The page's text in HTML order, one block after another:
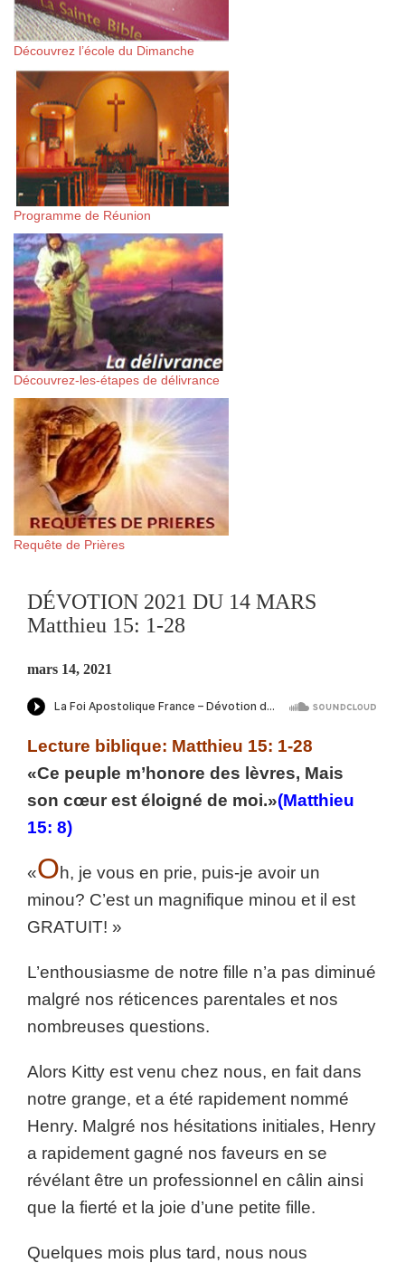
Découvrez l’école du Dimanche
Programme de Réunion
Découvrez-les-étapes de délivrance
Requête de Prières
DÉVOTION 2021 DU 14 MARS
Matthieu 15: 1-28
mars 14, 2021
Lecture biblique: Matthieu 15: 1-28
«Ce peuple m’honore des lèvres, Mais
son cœur est éloigné de moi.»(Matthieu
15: 8)
«Oh, je vous en prie, puis-je avoir un
minou? C’est un magnifique minou et il est
GRATUIT! »
L’enthousiasme de notre fille n’a pas diminué
malgré nos réticences parentales et nos
nombreuses questions.
Alors Kitty est venu chez nous, en fait dans
notre grange, et a été rapidement nommé
Henry. Malgré nos hésitations initiales, Henry
a rapidement gagné nos faveurs en se
révélant être un professionnel en câlin ainsi
que la fierté et la joie d’une petite fille.
Quelques mois plus tard, nous nous